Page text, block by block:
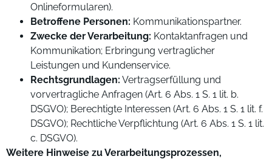
Onlineformularen).
Betroffene Personen: Kommunikationspartner.
Zwecke der Verarbeitung: Kontaktanfragen und
Kommunikation; Erbringung vertraglicher
Leistungen und Kundenservice.
Rechtsgrundlagen: Vertragserfüllung und
vorvertragliche Anfragen (Art. 6 Abs. 1 S. 1 lit. b.
DSGVO); Berechtigte Interessen (Art. 6 Abs. 1 S. 1 lit. f.
DSGVO); Rechtliche Verpflichtung (Art. 6 Abs. 1 S. 1 lit.
c. DSGVO).
Weitere Hinweise zu Verarbeitungsprozessen,